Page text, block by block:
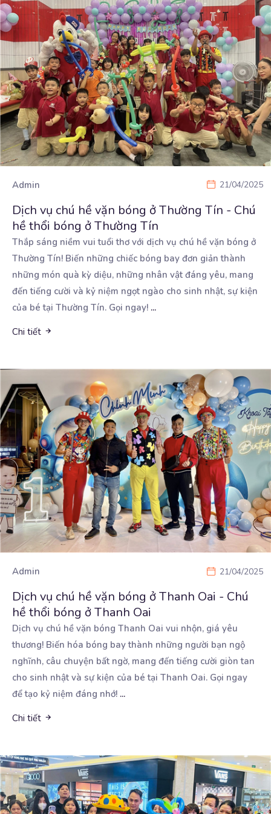
Admin 21/04/2025
Dịch vụ chú hề vặn bóng ở Thường Tín - Chú
hề thổi bóng ở Thường Tín
Thắp sáng niềm vui tuổi thơ với dịch vụ chú hề vặn bóng ở
Thường Tín! Biến những chiếc bóng bay đơn giản thành
những món quà kỳ diệu, những nhân vật đáng yêu, mang
đến tiếng cười và kỷ niệm ngọt ngào cho sinh nhật, sự kiện
của bé tại Thường Tín. Gọi ngay! ...
Chi tiết
Admin 21/04/2025
Dịch vụ chú hề vặn bóng ở Thanh Oai - Chú
hề thổi bóng ở Thanh Oai
Dịch vụ chú hề vặn bóng Thanh Oai vui nhộn, giá yêu
thương! Biến hóa bóng bay thành những người bạn ngộ
nghĩnh, câu chuyện bất ngờ, mang đến tiếng cười giòn tan
cho sinh nhật và sự kiện của bé tại Thanh Oai. Gọi ngay
để tạo kỷ niệm đáng nhớ! ...
Chi tiết